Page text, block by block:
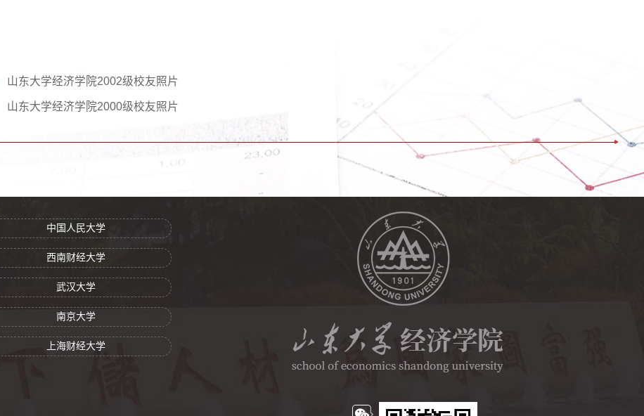
山东大学经济学院2002级校友照片
山东大学经济学院2000级校友照片
中国人民大学
西南财经大学
武汉大学
南京大学
上海财经大学